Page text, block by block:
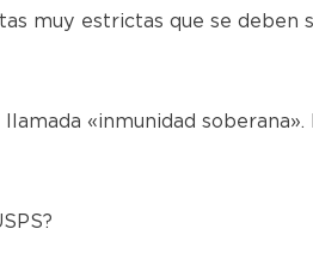
muy estrictas que se
«inmunidad